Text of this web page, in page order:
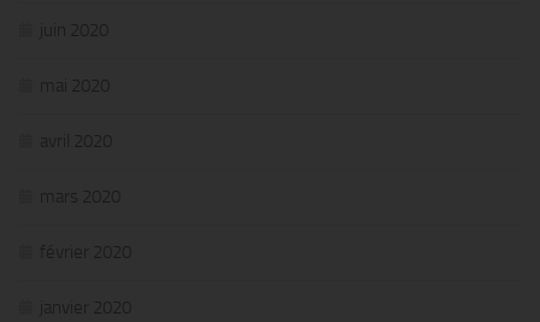
juin 2020
mai 2020
avril 2020
mars 2020
février 2020
janvier 2020